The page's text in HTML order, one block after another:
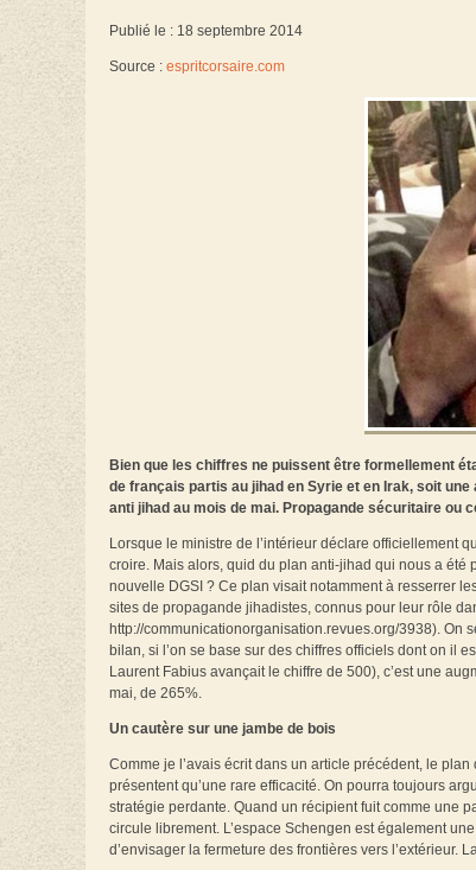
Publié le : 18 septembre 2014
Source : espritcorsaire.com
Bien que les chiffres ne puissent être formellement
de français partis au jihad en Syrie et en Irak, soit
anti jihad au mois de mai. Propagande sécuritaire ou
Lorsque le ministre de l’intérieur déclare officiellement
croire. Mais alors, quid du plan anti-jihad qui nous a
nouvelle DGSI ? Ce plan visait notamment à resserrer
sites de propagande jihadistes, connus pour leur rôle
http://communicationorganisation.revues.org/3938). On
bilan, si l’on se base sur des chiffres officiels dont on il
Laurent Fabius avançait le chiffre de 500), c’est une
mai, de 265%.
Un cautère sur une jambe de bois
Comme je l’avais écrit dans un article précédent, le
présentent qu’une rare efficacité. On pourra toujours
stratégie perdante. Quand un récipient fuit comme une
circule librement. L’espace Schengen est également
d’envisager la fermeture des frontières vers l’extérieur.